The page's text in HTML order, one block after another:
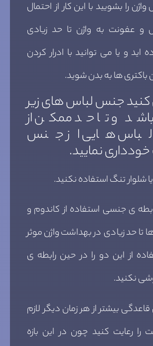
را بشویید با این کار از احتمال
و عفونت به واژن تا حد زیادی
اید و یا می توانید با ادرار کردن
باکتری ها به بدن شوید.
جنس لباس های زیر
باشد و تا حد ممکن از
لباس هایی از جنس
نمایید.
ی جنسی استفاده از کاندوم و
تا حد زیادی در بهداشت واژن موثر
از این دو را در حین رابطه ی
نکنید.
قاعدگی بیشتر از هر زمان دیگر لازم
را رعایت کنید چون در این بازه